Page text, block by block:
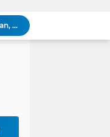
BMKG Peringatkan Ancaman Kekeringan dan Kebakaran Hutan-Lahan, Masyarakat Diminta Tingkatkan Kewaspadaan
HUT Ke-5 PT. Detik Surya Indonesia Berlangsung Lancar dan Profesional, Perkuat Kompetensi Wartawan